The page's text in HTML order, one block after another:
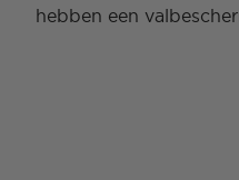
hebben een